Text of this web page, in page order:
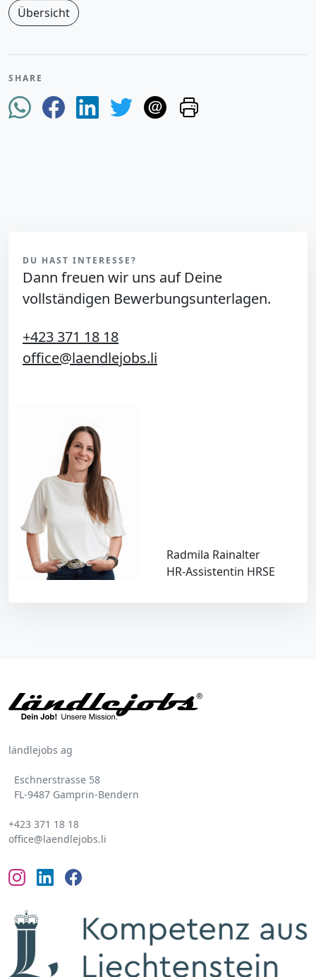
SHARE
Übersicht
DU HAST INTERESSE?
Dann freuen wir uns auf Deine
vollständigen Bewerbungsunterlagen.
+423 371 18 18
office@laendlejobs.li
Radmila Rainalter
HR-Assistentin HRSE
ländlejobs ag
Eschnerstrasse 58
FL-9487 Gamprin-Bendern
+423 371 18 18
office@laendlejobs.li